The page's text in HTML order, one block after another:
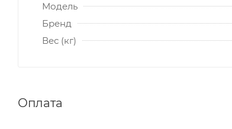
Модель
Бренд
Вес (кг)
Оплата